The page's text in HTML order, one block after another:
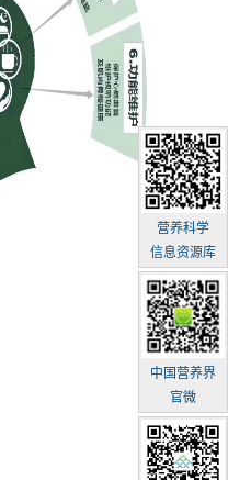
营养科学
信息资源库
中国营养界
官微